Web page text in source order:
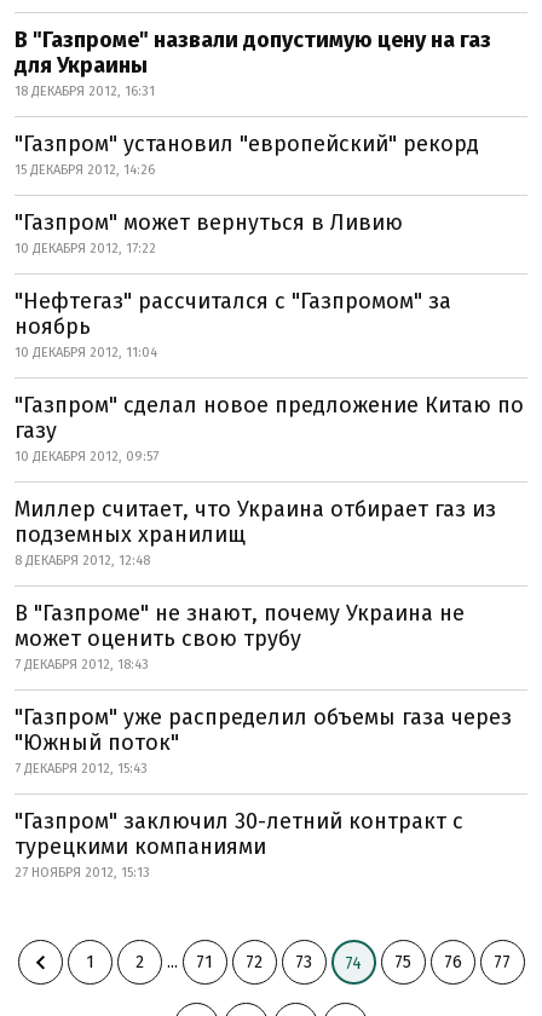
В "Газпроме" назвали допустимую цену на газ
для Украины
18 ДЕКАБРЯ 2012, 16:31
"Газпром" установил "европейский" рекорд
15 ДЕКАБРЯ 2012, 14:26
"Газпром" может вернуться в Ливию
10 ДЕКАБРЯ 2012, 17:22
"Нефтегаз" рассчитался с "Газпромом" за
ноябрь
10 ДЕКАБРЯ 2012, 11:04
"Газпром" сделал новое предложение Китаю по
газу
10 ДЕКАБРЯ 2012, 09:57
Миллер считает, что Украина отбирает газ из
подземных хранилищ
8 ДЕКАБРЯ 2012, 12:48
В "Газпроме" не знают, почему Украина не
может оценить свою трубу
7 ДЕКАБРЯ 2012, 18:43
"Газпром" уже распределил объемы газа через
"Южный поток"
7 ДЕКАБРЯ 2012, 15:43
"Газпром" заключил 30-летний контракт с
турецкими компаниями
27 НОЯБРЯ 2012, 15:13
1 2 ... 71 72 73 74 75 76 77